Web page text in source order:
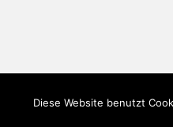
Diese Website benutzt